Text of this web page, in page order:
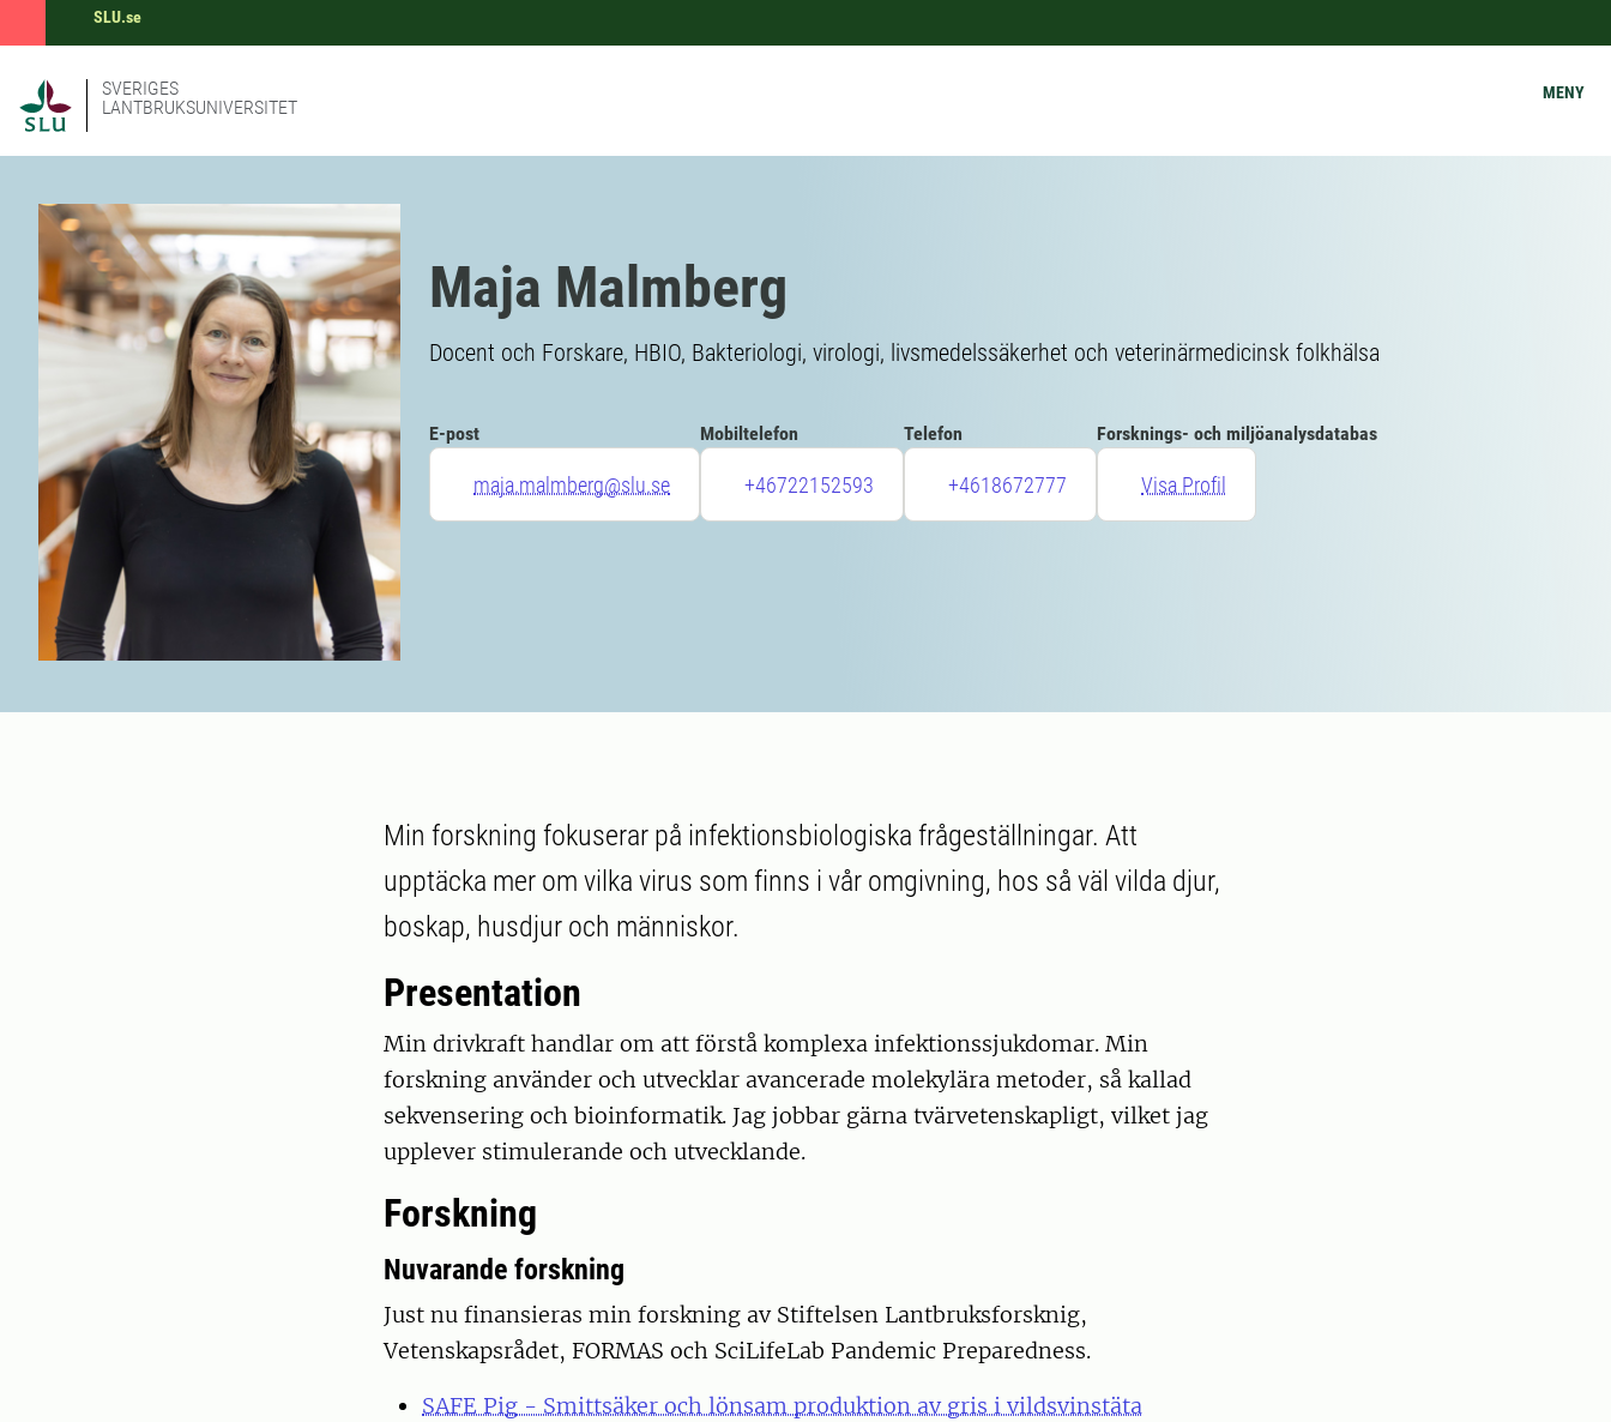
SLU.se
SVERIGES
LANTBRUKSUNIVERSITET
MENY
Maja Malmberg
Docent och Forskare, HBIO, Bakteriologi, virologi, livsmedelssäkerhet och veterinärmedicinsk folkhälsa
E-post
maja.malmberg@slu.se
Mobiltelefon
+46722152593
Telefon
+4618672777
Forsknings- och miljöanalysdatabas
Visa Profil
Min forskning fokuserar på infektionsbiologiska frågeställningar. Att
upptäcka mer om vilka virus som finns i vår omgivning, hos så väl vilda djur,
boskap, husdjur och människor.
Presentation
Min drivkraft handlar om att förstå komplexa infektionssjukdomar. Min
forskning använder och utvecklar avancerade molekylära metoder, så kallad
sekvensering och bioinformatik. Jag jobbar gärna tvärvetenskapligt, vilket jag
upplever stimulerande och utvecklande.
Forskning
Nuvarande forskning
Just nu finansieras min forskning av Stiftelsen Lantbruksforsknig,
Vetenskapsrådet, FORMAS och SciLifeLab Pandemic Preparedness.
SAFE Pig - Smittsäker och lönsam produktion av gris i vildsvinstäta